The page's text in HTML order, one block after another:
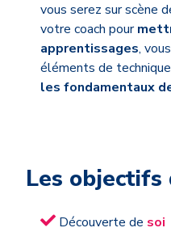
vous serez sur scène
votre coach pour
apprentissages,
éléments de
les fondamentaux
Les
Découverte de soi